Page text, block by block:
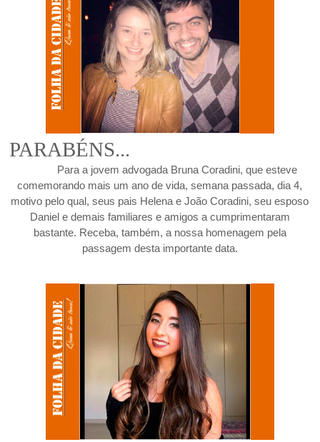
PARABÉNS...
Para a jovem advogada Bruna Coradini, que esteve
comemorando mais um ano de vida, semana passada, dia 4,
motivo pelo qual, seus pais Helena e João Coradini, seu esposo
Daniel e demais familiares e amigos a cumprimentaram
bastante. Receba, também, a nossa homenagem pela
passagem desta importante data.